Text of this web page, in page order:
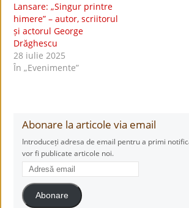
Lansare: „Singur printre
himere” – autor, scriitorul
și actorul George
Drăghescu
28 iulie 2025
În „Evenimente”
Abonare la articole via email
Introduceți adresa de email pentru a primi
vor fi publicate articole noi.
Adresă
email
Abonare